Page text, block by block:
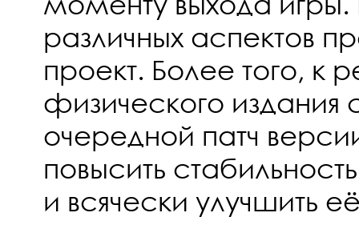
различных аспектов
проект. Более того, к
физического издания
очередной патч
повысить
и всячески улучшить